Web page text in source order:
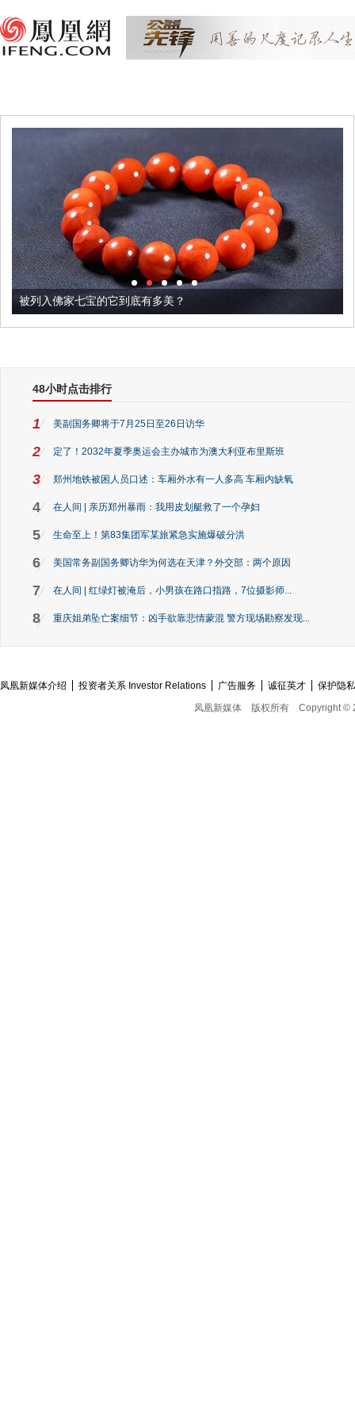
被列入佛家七宝的它到底有多美？
48小时点击排行
1 美副国务卿将于7月25日至26日访华
2 定了！2032年夏季奥运会主办城市为澳大利亚布里斯班
3 郑州地铁被困人员口述：车厢外水有一人多高 车厢内缺氧
4 在人间 | 亲历郑州暴雨：我用皮划艇救了一个孕妇
5 生命至上！第83集团军某旅紧急实施爆破分洪
6 美国常务副国务卿访华为何选在天津？外交部：两个原因
7 在人间 | 红绿灯被淹后，小男孩在路口指路，7位摄影师...
8 重庆姐弟坠亡案细节：凶手欲靠悲情蒙混 警方现场勘察发现...
凤凰新媒体介绍 投资者关系 Investor Relations 广告服务 诚征英才
保护隐
凤凰新媒体
版权所有 Copyright ©